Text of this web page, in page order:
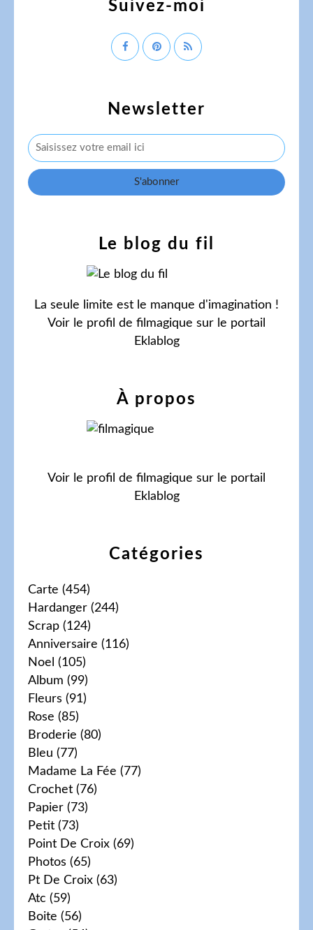
Newsletter
Catégories
Carte (454)
Hardanger (244)
Scrap (124)
Anniversaire (116)
Noel (105)
Album (99)
Fleurs (91)
Rose (85)
Broderie (80)
Bleu (77)
Madame La Fée (77)
Crochet (76)
Papier (73)
Petit (73)
Point De Croix (69)
Photos (65)
Pt De Croix (63)
Atc (59)
Boite (56)
Le blog du fil
La seule limite est le manque d'imagination !
Voir le profil de filmagique sur le portail
Eklablog
Suivez-moi
À propos
Voir le profil de filmagique sur le portail
Eklablog